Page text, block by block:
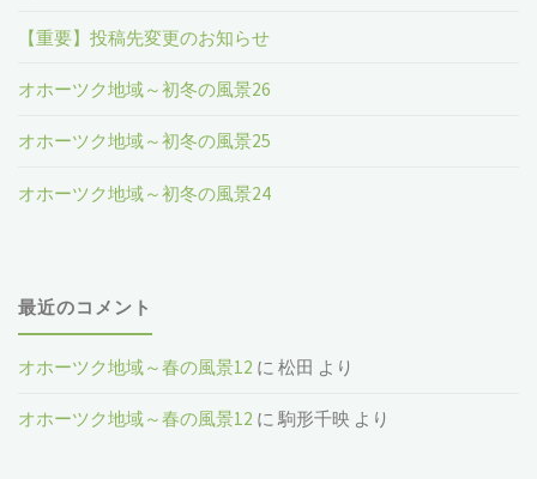
【重要】投稿先変更のお知らせ
オホーツク地域～初冬の風景26
オホーツク地域～初冬の風景25
オホーツク地域～初冬の風景24
最近のコメント
オホーツク地域～春の風景12 に松田 より
オホーツク地域～春の風景12 に駒形千映 より